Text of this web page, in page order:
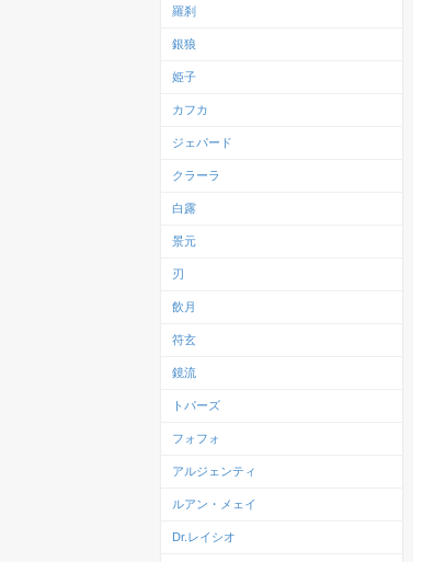
羅刹
銀狼
姫子
カフカ
ジェパード
クラーラ
白露
景元
刃
飲月
符玄
鏡流
トパーズ
フォフォ
アルジェンティ
ルアン・メェイ
Dr.レイシオ